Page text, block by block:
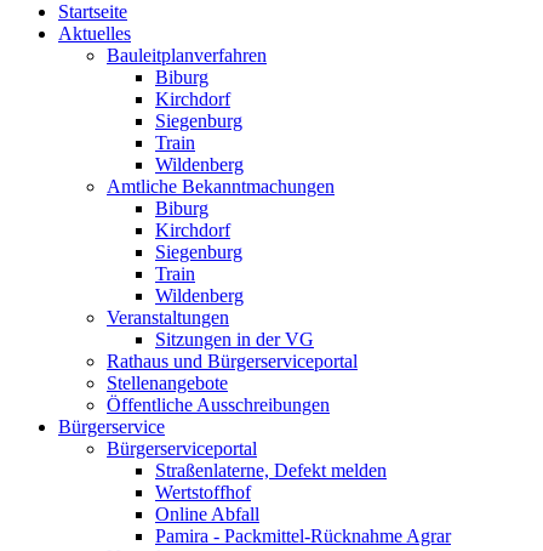
Startseite
Aktuelles
Bauleitplanverfahren
Biburg
Kirchdorf
Siegenburg
Train
Wildenberg
Amtliche Bekanntmachungen
Biburg
Kirchdorf
Siegenburg
Train
Wildenberg
Veranstaltungen
Sitzungen in der VG
Rathaus und Bürgerserviceportal
Stellenangebote
Öffentliche Ausschreibungen
Bürgerservice
Bürgerserviceportal
Straßenlaterne, Defekt melden
Wertstoffhof
Online Abfall
Pamira - Packmittel-Rücknahme Agrar